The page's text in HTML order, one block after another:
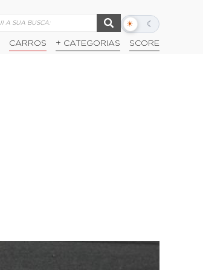
☀ ☾
Alternar
escuro
CARROS + CATEGORIAS SCORE